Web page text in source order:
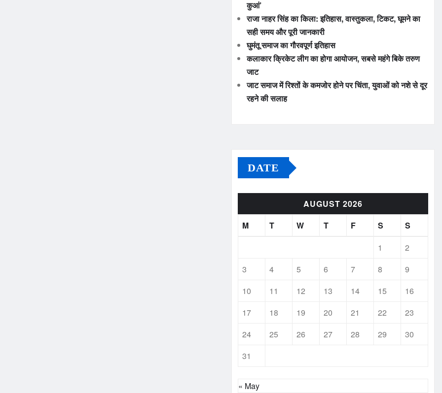
कुआं’
राजा नाहर सिंह का किला: इतिहास, वास्तुकला, टिकट, घूमने का
सही समय और पूरी जानकारी
घुमंतू समाज का गौरवपूर्ण इतिहास
कलाकार क्रिकेट लीग का होगा आयोजन, सबसे महंगे बिके तरुण
जाट
जाट समाज में रिश्तों के कमजोर होने पर चिंता, युवाओं को नशे से दूर
रहने की सलाह
DATE
AUGUST 2026
M
T W T F S
S
1
2
3
4 5 6 7 8
9
10
11 12 13 14 15
16
17
18 19 20 21 22
23
24
25 26 27 28 29
30
31
« May